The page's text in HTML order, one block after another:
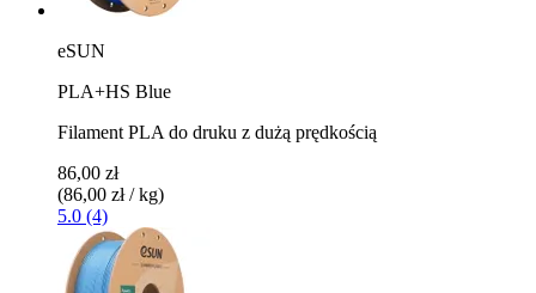
eSUN
PLA+HS Blue
Filament PLA do druku z dużą prędkością
86,00 zł
(86,00 zł / kg)
5.0 (4)